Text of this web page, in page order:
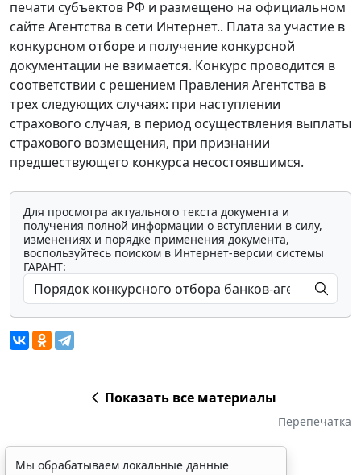
печати субъектов РФ и размещено на официальном
сайте Агентства в сети Интернет.. Плата за участие в
конкурсном отборе и получение конкурсной
документации не взимается. Конкурс проводится в
соответствии с решением Правления Агентства в
трех следующих случаях: при наступлении
страхового случая, в период осуществления выплаты
страхового возмещения, при признании
предшествующего конкурса несостоявшимся.
Для просмотра актуального текста документа и
получения полной информации о вступлении в силу,
изменениях и порядке применения документа,
воспользуйтесь поиском в Интернет-версии системы
ГАРАНТ:
Показать все материалы
Перепечатка
Мы обрабатываем локальные данные